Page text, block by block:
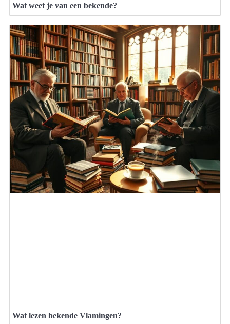
Wat weet je van een bekende?
Wat lezen bekende Vlamingen?